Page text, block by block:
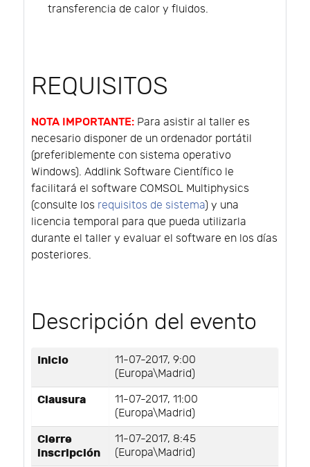
transferencia de calor y fluidos.
REQUISITOS
NOTA IMPORTANTE: Para asistir al taller es
necesario disponer de un ordenador portátil
(preferiblemente con sistema operativo
Windows). Addlink Software Científico le
facilitará el software COMSOL Multiphysics
(consulte los requisitos de sistema) y una
licencia temporal para que pueda utilizarla
durante el taller y evaluar el software en los días
posteriores.
Descripción del evento
Inicio
11-07-2017, 9:00
(Europa\Madrid)
Clausura
11-07-2017, 11:00
(Europa\Madrid)
Cierre
inscripción
11-07-2017, 8:45
(Europa\Madrid)